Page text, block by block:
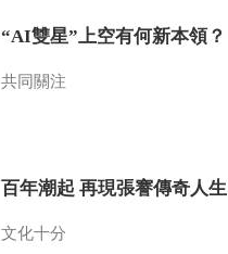
《文化十分》 20160920
“AI雙星”上空有何新本領？
共同關注
百年潮起 再現張謇傳奇人生
文化十分